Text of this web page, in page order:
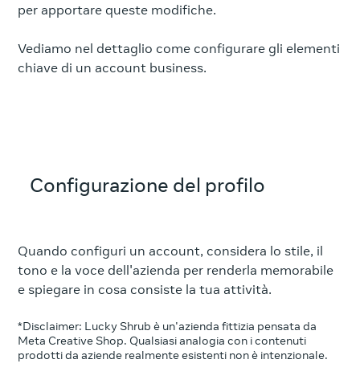
per apportare queste modifiche.
Vediamo nel dettaglio come configurare gli elementi
chiave di un account business.
Configurazione del profilo
Quando configuri un account, considera lo stile, il
tono e la voce dell'azienda per renderla memorabile
e spiegare in cosa consiste la tua attività.
*Disclaimer: Lucky Shrub è un'azienda fittizia pensata da
Meta Creative Shop. Qualsiasi analogia con i contenuti
prodotti da aziende realmente esistenti non è intenzionale.